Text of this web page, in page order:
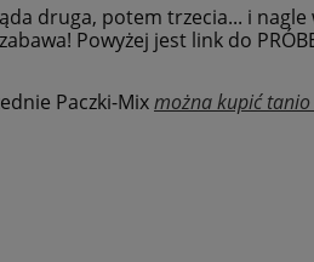
druga, potem trzecia... i nagle
Powyżej jest link do
Paczki-Mixmożna kupić tanio